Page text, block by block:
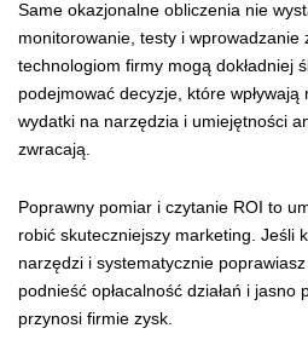
Same okazjonalne obliczenia nie
monitorowanie, testy i wprowadzanie
technologiom firmy mogą dokładniej
podejmować decyzje, które
wydatki na narzędzia i umiejętności
zwracają.
Poprawny pomiar i czytanie ROI to
robić skuteczniejszy marketing. Jeśli
narzędzi i systematycznie
podnieść opłacalność działań i jasno
przynosi firmie zysk.